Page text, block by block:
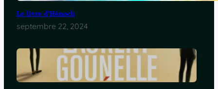
Le livre d’Hénoch
septembre 22, 2024